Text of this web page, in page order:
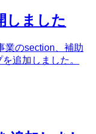
しました
業のsection、補助
追加しました。